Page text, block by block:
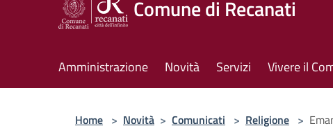
Comune di Recanati
Amministrazione Novità Servizi Vivere il
Home > Novità > Comunicati > Religione >